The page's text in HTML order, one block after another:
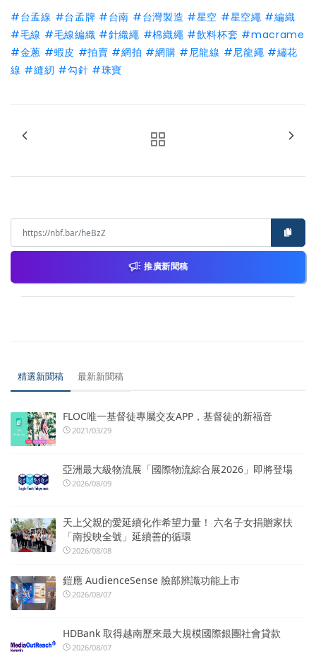
#台孟線 #台孟牌 #台南 #台灣製造 #星空 #星空繩 #編織
#毛線 #毛線編織 #針織繩 #棉織繩 #飲料杯套 #macrame
#金蔥 #蝦皮 #拍賣 #網拍 #網購 #尼龍線 #尼龍繩 #繡花
線 #縫紉 #勾針 #珠寶
推廣新聞稿
精選新聞稿 最新新聞稿
FLOC唯一基督徒專屬交友APP，基督徒的新福音
2021/03/29
亞洲最大級物流展「國際物流綜合展2026」即將登場
2026/08/09
天上父親的愛延續化作希望力量！ 六名子女捐贈家扶
「南投映全號」延續善的循環
2026/08/08
鎧應 AudienceSense 臉部辨識功能上市
2026/08/07
HDBank 取得越南歷來最大規模國際銀團社會貸款
2026/08/07